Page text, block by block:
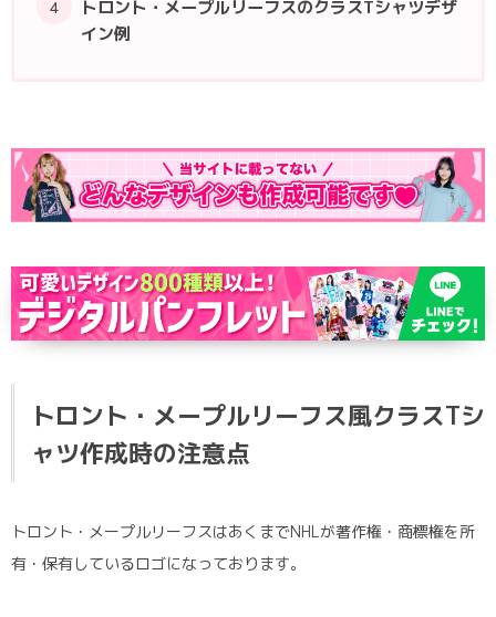
トロント・メープルリーフスのクラスTシャツデザ
イン例
トロント・メープルリーフス風クラスTシ
ャツ作成時の注意点
トロント・メープルリーフスはあくまでNHLが著作権・商標権を所
有・保有しているロゴになっております。